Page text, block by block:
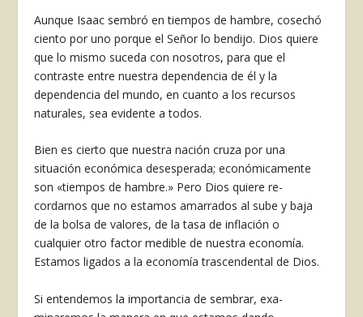
Aunque Isaac sembró en tiempos de hambre, cosechó
ciento por uno porque el Señor lo bendi­jo. Dios quiere
que lo mismo suceda con nosotros, para que el
contraste entre nuestra dependencia de él y la
dependencia del mundo, en cuanto a los recursos
naturales, sea evidente a todos.
Bien es cierto que nuestra nación cruza por una
situación económica desesperada; económicamen­te
son «tiempos de hambre.» Pero Dios quiere re­
cordarnos que no estamos amarrados al sube y ba­ja
de la bolsa de valores, de la tasa de inflación o
cualquier otro factor medible de nuestra economía.
Estamos ligados a la economía trascendental de Dios.
Si entendemos la importancia de sembrar, exa­